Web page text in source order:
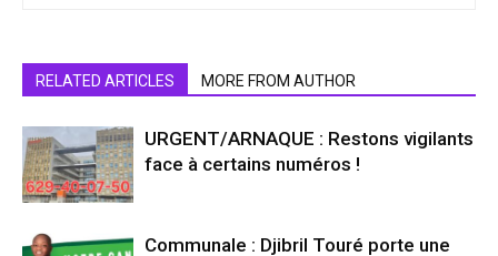
RELATED ARTICLES MORE FROM AUTHOR
URGENT/ARNAQUE : Restons vigilants
face à certains numéros !
Communale : Djibril Touré porte une